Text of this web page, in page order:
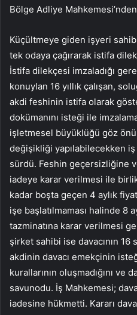
Bölge Adliye
Küçültmeye giden işyeri
tek odaya çağırarak istifa
İstifa dilekçesi imzaladığı
konuylan 16 yıllık çalışan,
akdi feshinin istifa olarak
dokümanını isteği ile
işletmesel büyüklüğü göz
değişikliği yapılabilecekken
sürdü. Feshin geçersizliğine
iadeye karar verilmesi ile
kadar boşta geçen 4 aylık
işe başlatılmaması halinde 8
tazminatına karar verilmesi
şirket sahibi ise davacının 16
akdinin davacı emekçinin
kurallarının oluşmadığını ve
savunodu. İş Mahkemesi;
iadesine hükmetti. Kararı